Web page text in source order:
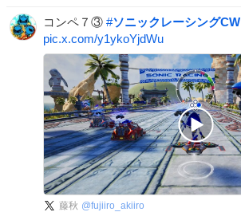
コンペ７③ #ソニックレーシングCW
pic.x.com/y1ykoYjdWu
藤秋 @fujiiro_akiiro